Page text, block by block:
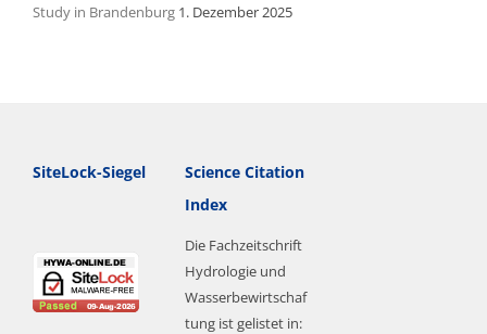
Study in Brandenburg 1. Dezember 2025
SiteLock-Siegel
Science Citation
Index
Die Fachzeitschrift
Hydrologie und
Wasserbewirtschaf
tung ist gelistet in: